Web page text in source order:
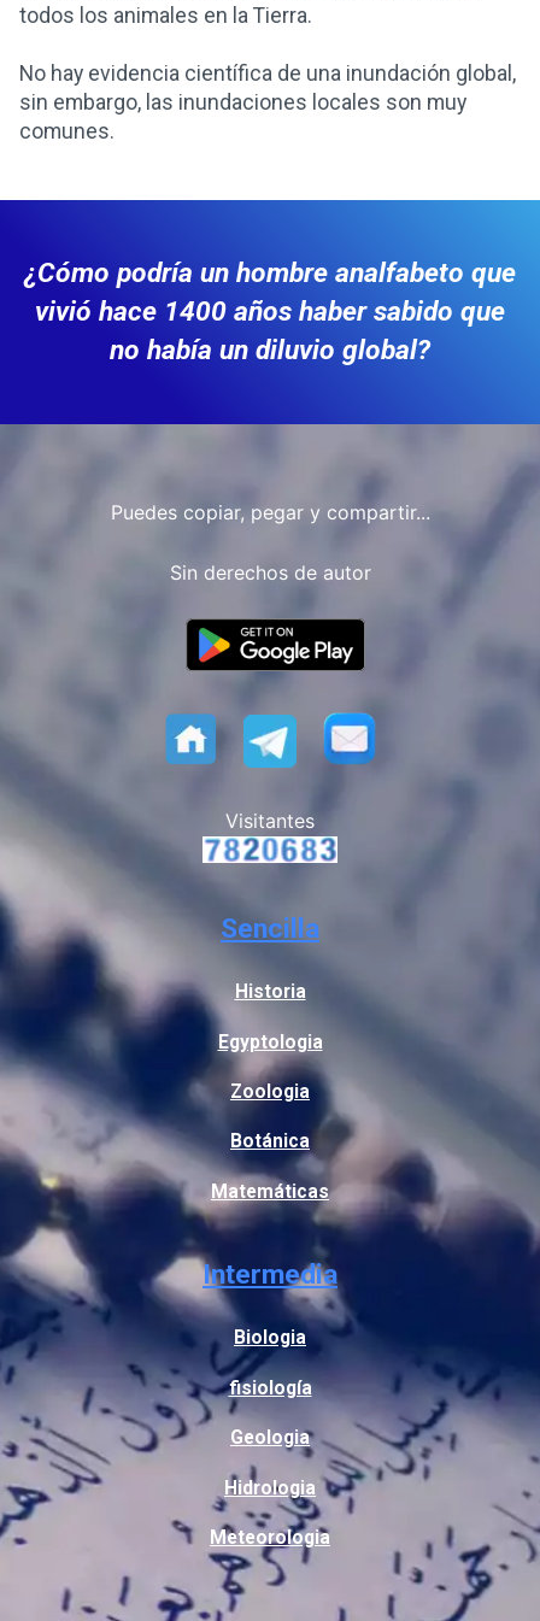
todos los animales en la Tierra.
No hay evidencia científica de una inundación global,
sin embargo, las inundaciones locales son muy
comunes.
¿Cómo podría un hombre analfabeto que
vivió hace 1400 años haber sabido que
no había un diluvio global?
Puedes copiar, pegar y compartir...
Sin derechos de autor
Visitantes
Sencilla
Historia
Egyptologia
Zoologia
Botánica
Matemáticas
Intermedia
Biologia
fisiología
Geologia
Hidrologia
Meteorologia